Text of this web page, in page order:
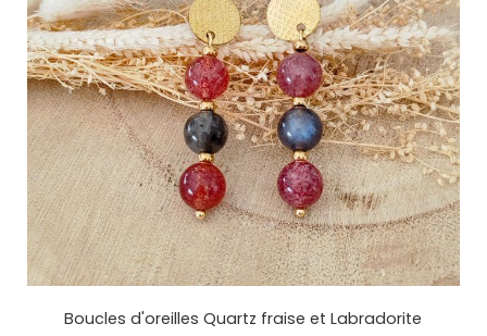
Boucles d'oreilles Quartz fraise et Labradorite